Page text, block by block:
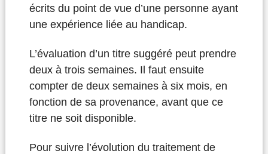
écrits du point de vue d’une personne ayant
une expérience liée au handicap.
L’évaluation d’un titre suggéré peut prendre
deux à trois semaines. Il faut ensuite
compter de deux semaines à six mois, en
fonction de sa provenance, avant que ce
titre ne soit disponible.
Pour suivre l’évolution du traitement de